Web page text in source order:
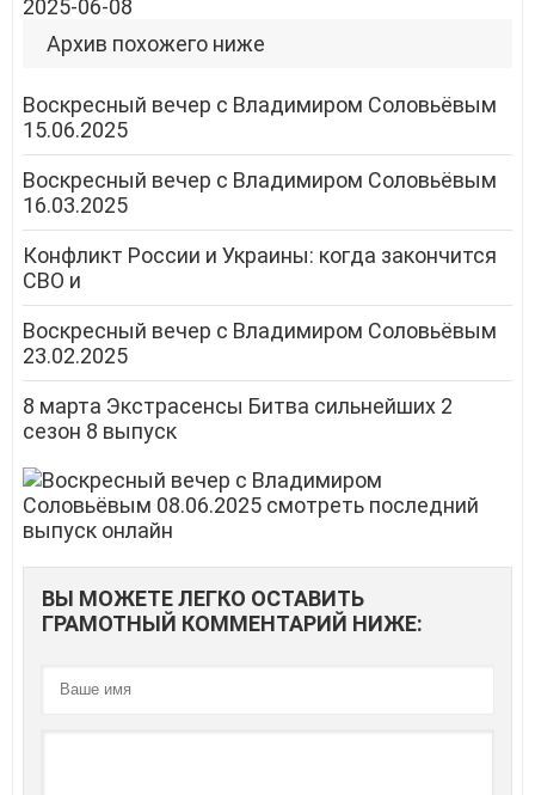
2025-06-08
Архив похожего ниже
Воскресный вечер с Владимиром Соловьёвым
15.06.2025
Воскресный вечер с Владимиром Соловьёвым
16.03.2025
Конфликт России и Украины: когда закончится
СВО и
Воскресный вечер с Владимиром Соловьёвым
23.02.2025
8 марта Экстрасенсы Битва сильнейших 2
сезон 8 выпуск
ВЫ МОЖЕТЕ ЛЕГКО ОСТАВИТЬ
ГРАМОТНЫЙ КОММЕНТАРИЙ НИЖЕ: